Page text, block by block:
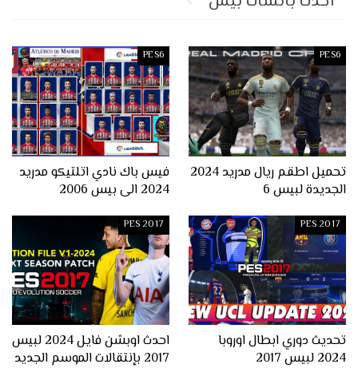
PES6
تحميل اطقم ريال مدريد 2024
الجديدة لبيس 6
PES6
فيس باك نادي اتلتيكو مدريد
2024 الى بيس 2006
PES 2017
تحديث دوري ابطال اوروبا
2024 لبيس 2017
PES 2017
احدث اوبشن فايل 2024 لبيس
2017 بإنتقالات الموسم الجديد